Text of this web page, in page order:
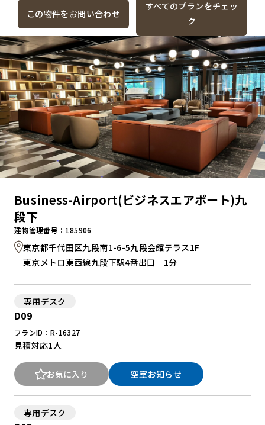
この物件をお問い合わせ
すべてのプランをチェッ
ク
Business-Airport(ビジネスエアポート)九
段下
建物管理番号：185906
東京都千代田区九段南1-6-5九段会館テラス1F
東京メトロ東西線九段下駅4番出口 1分
専用デスク
D09
プランID：R-16327
見積対応1人
お気に入り 空室お知らせ
専用デスク